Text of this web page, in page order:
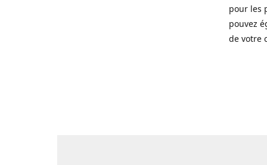
pour les
pouvez
de votre